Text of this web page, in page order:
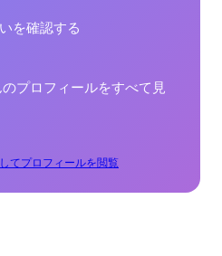
を確認する
プロフィールをすべて見
てプロフィールを閲覧